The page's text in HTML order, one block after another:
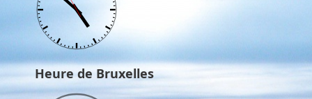
Heure de Bruxelles